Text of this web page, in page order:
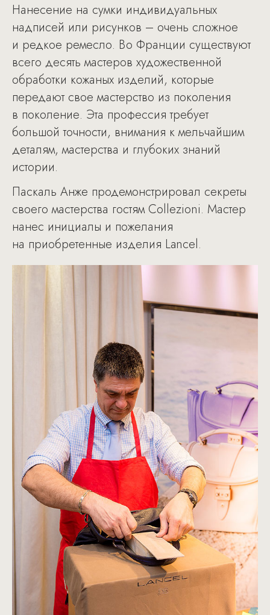
Нанесение на сумки индивидуальных
надписей или рисунков – очень сложное
и редкое ремесло. Во Франции существуют
всего десять мастеров художественной
обработки кожаных изделий, которые
передают свое мастерство из поколения
в поколение. Эта профессия требует
большой точности, внимания к мельчайшим
деталям, мастерства и глубоких знаний
истории.
Паскаль Анже продемонстрировал секреты
своего мастерства гостям Collezioni. Мастер
нанес инициалы и пожелания
на приобретенные изделия Lancel.